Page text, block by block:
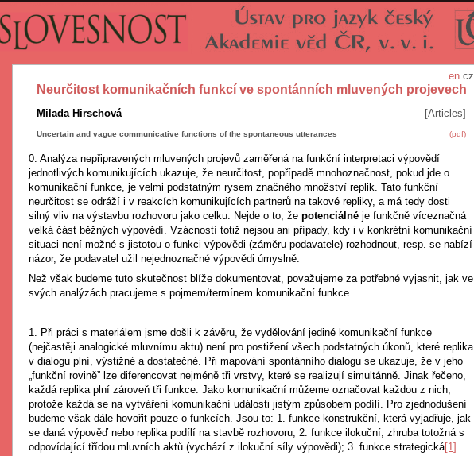
en cz
Neurčitost komunikačních funkcí ve spontánních mluvených projevech
Milada Hirschová [Articles]
(pdf)
Uncertain and vague communicative functions of the spontaneous utterances
0. Analýza nepřipravených mluvených projevů zaměřená na funkční interpretaci výpovědí
jednotlivých komunikujících ukazuje, že neurčitost, popřípadě mnohoznačnost, pokud jde o
komunikační funkce, je velmi podstatným rysem značného množství replik. Tato funkční
neurčitost se odráží i v reakcích komunikujících partnerů na takové repliky, a má tedy dosti
silný vliv na výstavbu rozhovoru jako celku. Nejde o to, že potenciálně je funkčně víceznačná
velká část běžných výpovědí. Vzácností totiž nejsou ani případy, kdy i v konkrétní komunikační
situaci není možné s jistotou o funkci výpovědi (záměru podavatele) rozhodnout, resp. se nabízí
názor, že podavatel užil nejednoznačné výpovědi úmyslně.
Než však budeme tuto skutečnost blíže dokumentovat, považujeme za potřebné vyjasnit, jak ve
svých analýzách pracujeme s pojmem/termínem komunikační funkce.
1. Při práci s materiálem jsme došli k závěru, že vydělování jediné komunikační funkce
(nejčastěji analogické mluvnímu aktu) není pro postižení všech podstatných úkonů, které replika
v dialogu plní, výstižné a dostatečné. Při mapování spontánního dialogu se ukazuje, že v jeho
„funkční rovině” lze diferencovat nejméně tři vrstvy, které se realizují simultánně. Jinak řečeno,
každá replika plní zároveň tři funkce. Jako komunikační můžeme označovat každou z nich,
protože každá se na vytváření komunikační události jistým způsobem podílí. Pro zjednodušení
budeme však dále hovořit pouze o funkcích. Jsou to: 1. funkce konstrukční, která vyjadřuje, jak
se daná výpověď nebo replika podílí na stavbě rozhovoru; 2. funkce ilokuční, zhruba totožná s
odpovídající třídou mluvních aktů (vychází z ilokuční síly výpovědi); 3. funkce strategická[1]